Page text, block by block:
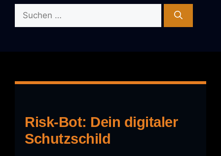
Suchen
nach:
Risk-Bot: Dein digitaler
Schutzschild